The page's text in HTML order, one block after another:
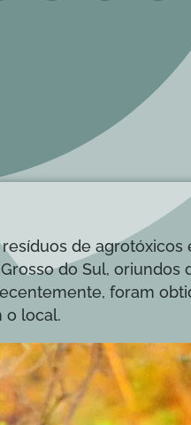
de agrotóxicos
do Sul, oriundos
foram
o local.